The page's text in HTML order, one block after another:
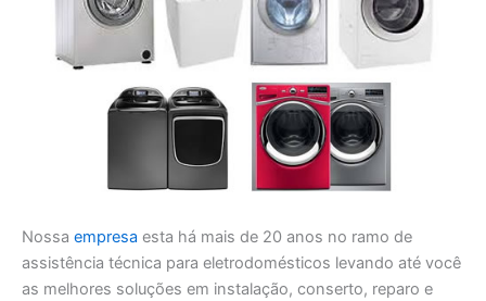
Nossa empresa esta há mais de 20 anos no ramo de
assistência técnica para eletrodomésticos levando até você
as melhores soluções em instalação, conserto, reparo e